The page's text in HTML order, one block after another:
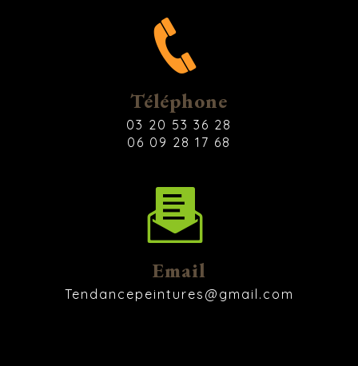
Téléphone
03 20 53 36 28
06 09 28 17 68
Email
tendancepeintures@gmail.com